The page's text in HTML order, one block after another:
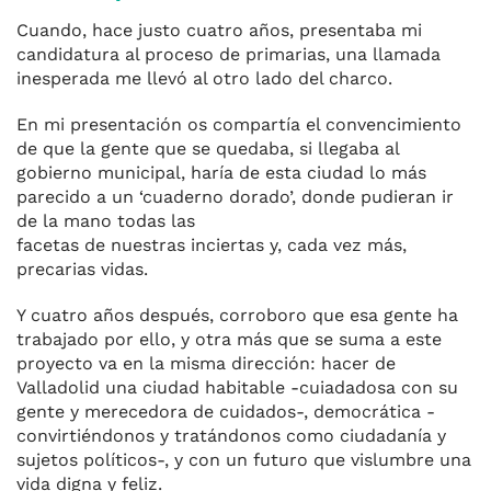
Cuando, hace justo cuatro años, presentaba mi
candidatura al proceso de primarias, una llamada
inesperada me llevó al otro lado del charco.
En mi presentación os compartía el convencimiento
de que la gente que se quedaba, si llegaba al
gobierno municipal, haría de esta ciudad lo más
parecido a un ‘cuaderno dorado’, donde pudieran ir
de la mano todas las
facetas de nuestras inciertas y, cada vez más,
precarias vidas.
Y cuatro años después, corroboro que esa gente ha
trabajado por ello, y otra más que se suma a este
proyecto va en la misma dirección: hacer de
Valladolid una ciudad habitable -cuiadadosa con su
gente y merecedora de cuidados-, democrática -
convirtiéndonos y tratándonos como ciudadanía y
sujetos políticos-, y con un futuro que vislumbre una
vida digna y feliz.